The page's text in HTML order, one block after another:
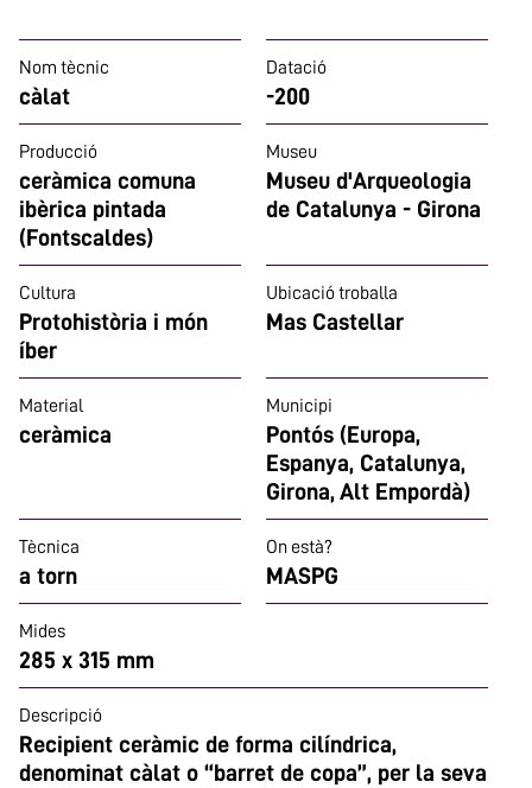
Nom tècnic
càlat
Datació
-200
Producció
ceràmica comuna
ibèrica pintada
(Fontscaldes)
Museu
Museu d'Arqueologia
de Catalunya - Girona
Cultura
Protohistòria i món
íber
Ubicació troballa
Mas Castellar
Material
ceràmica
Municipi
Pontós (Europa,
Espanya, Catalunya,
Girona, Alt Empordà)
Tècnica
a torn
On està?
MASPG
Mides
285 x 315 mm
Descripció
Recipient ceràmic de forma cilíndrica,
denominat càlat o “barret de copa”, per la seva